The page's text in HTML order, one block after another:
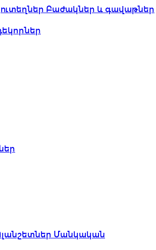
Բաժակներ և գավաթներ
Մանկական